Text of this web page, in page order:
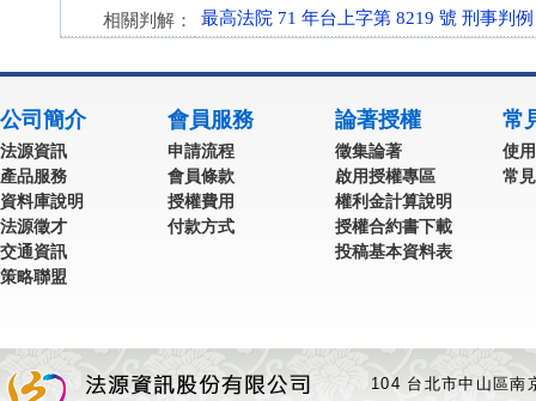
相關判解： 最高法院 71 年台上字第 8219 號 刑事判例
公司簡介
法源資訊
產品服務
資料庫說明
法源徵才
交通資訊
策略聯盟
會員服務
申請流程
會員條款
授權費用
付款方式
論著授權
徵集論著
啟用授權專區
權利金計算說明
授權合約書下載
投稿基本資料表
常
使
常
104 台北市中山區